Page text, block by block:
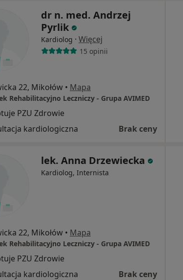
dr n. med. Andrzej
Pyrlik
Kardiolog · Więcej
15 opinii
22, Mikołów • Mapa
Rehabilitacyjno Leczniczy - Grupa AVIMED
PZU Zdrowie
kardiologiczna
Brak ceny
lek. Anna Drzewiecka
Kardiolog, Internista
22, Mikołów • Mapa
Rehabilitacyjno Leczniczy - Grupa AVIMED
PZU Zdrowie
kardiologiczna
Brak ceny